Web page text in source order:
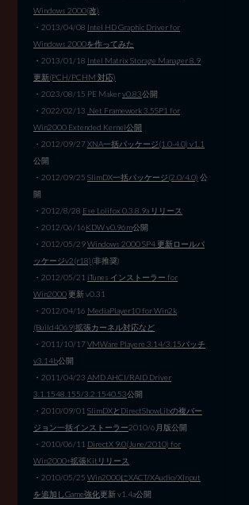
Windows 2000(改)
・2013/04/08 Intel HD Graphic Driver for
Windows 2000を作ってみた
・2013/01/18 Intel Matrix Storage Manager 8.9
更新(PCH/PCHM 対応)
・2023/08/15 PE Makerv0.83公開
・2022/02/13 .Net Framework 3.5SP1 for
Win2000 Extended Kernel公開
・2012/09/27XNA一括パッケージ(1.0-4.0) v1.1
公開
・2012/09/25 SlimDX一括パッケージ(2.0/4.0) 公
開
・2012/8/28 Ese Lolifox 0.3.8.9a リリース
・2012/06/16KDW v0.96m公開
・2012/05/29Windows 2000 SP4 更新ロールパ
ッケージv2(r18)(非推奨)
・2012/05/21 iTunes インストーラー for
Win2000更新 v0.31
・2012/04/16 MediaPlayer10 for Win2k
(Build4069)拡張カーネル対応など
・2011/10/17VMWare Playere 3.14/3.15パッチ
v3.14b公開
・2011/04/23 AMD AHCI/RAID Driver
3.1.1548.155/3.2.1540.53公開
・2010/09/01 SlimDXとDirectShowLibの複バー
ジョン一括インストーラー2010/6月版公開
・2010/06/11 DirectX 9.0(June/2010) for
Win2000+拡張Kitリリース
・2010/05/25 Win2000にXACT/XAudio/XInput
を追加しGame強化更新 v1.4a公開